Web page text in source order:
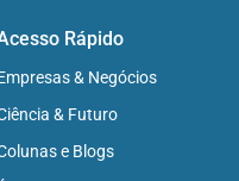
Rápido
& Negócios
& Futuro
e Blogs